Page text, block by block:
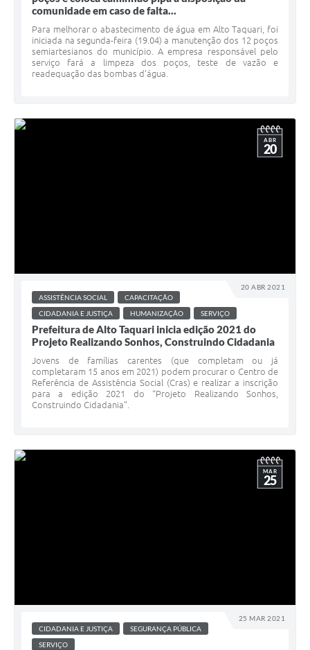
comunidade em caso de falta...
Para melhorar o abastecimento de água em Alto Taquari, foi
iniciada na segunda-feira (19.04) a manutenção dos 12 poços
semiartesianos do município. A empresa responsável pelo
serviço fará a limpeza dos poços, teste de vazão e
readequação das bombas d’água.
20 ABR 2021
ABR
20
ASSISTÊNCIA SOCIAL
CAPACITAÇÃO
CIDADANIA E JUSTIÇA
HUMANIZAÇÃO SERVIÇO
Prefeitura de Alto Taquari inicia edição 2021 do
Projeto Realizando Sonhos, Construindo Cidadania
Jovens de famílias carentes (que completam ou já
completaram 15 anos em 2021) podem procurar o Centro de
Referência de Assistência Social (Cras) e realizar a inscrição
para a edição 2021 do “Projeto Realizando Sonhos,
Construindo Cidadania”.
25 MAR 2021
MAR
25
CIDADANIA E JUSTIÇA
SEGURANÇA PÚBLICA
SERVIÇO